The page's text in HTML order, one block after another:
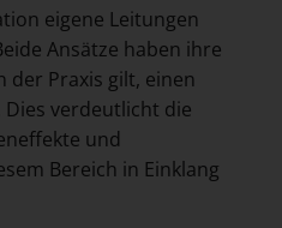
eigene Leitungen
Ansätze haben ihre
der Praxis gilt, einen
verdeutlicht die
und
Bereich in Einklang